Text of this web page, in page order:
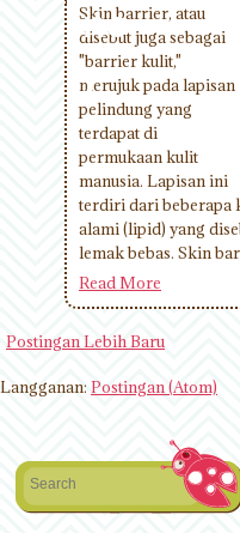
ine
d
Skin barrier, atau
disebut juga sebagai
"barrier kulit,"
merujuk pada lapisan
pelindung yang
terdapat di
permukaan kulit
manusia. Lapisan ini
terdiri dari beberapa
alami (lipid) yang
lemak bebas. Skin
Read More
Postingan Lebih Baru
Langganan: Postingan (Atom)